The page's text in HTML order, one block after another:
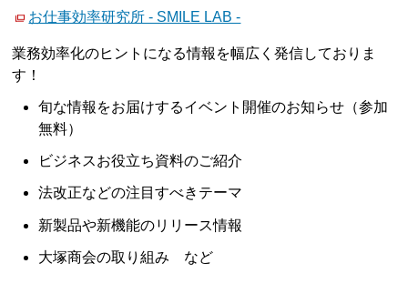
お仕事効率研究所 - SMILE LAB -
業務効率化のヒントになる情報を幅広く発信しておりま
す！
旬な情報をお届けするイベント開催のお知らせ（参加
無料）
ビジネスお役立ち資料のご紹介
法改正などの注目すべきテーマ
新製品や新機能のリリース情報
大塚商会の取り組み など